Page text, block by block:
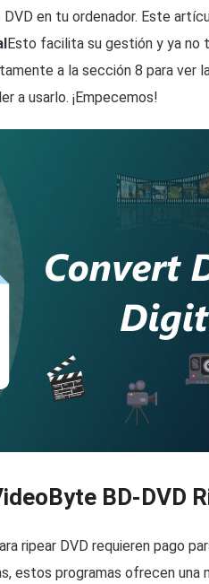
en tu ordenador. Este
Esto facilita su gestión y ya no
a la sección 8 para ver
a usarlo. ¡Empecemos!
BD-DVD
ripear DVD requieren pago
estos programas ofrecen una